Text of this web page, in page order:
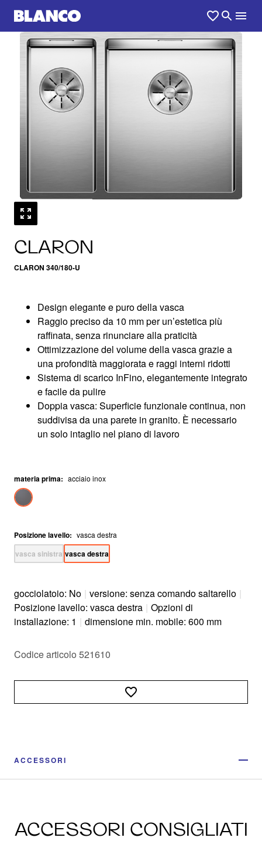
CLARON
CLARON 340/180-U
0
Design elegante e puro della vasca
Raggio preciso da 10 mm per un’estetica più
raffinata, senza rinunciare alla praticità
Ottimizzazione del volume della vasca grazie a
una profondità maggiorata e raggi interni ridotti
Sistema di scarico InFino, elegantemente integrato
e facile da pulire
Doppia vasca: Superficie funzionale continua, non
suddivisa da una parete in granito. È necessario
un solo intaglio nel piano di lavoro
materia prima: acciaio inox
Posizione lavello: vasca destra
vasca sinistra vasca destra
gocciolatoio: No | versione: senza comando saltarello |
Posizione lavello: vasca destra | Opzioni di
installazione: 1 | dimensione min. mobile: 600 mm
Codice articolo 521610
ACCESSORI
ACCESSORI CONSIGLIATI